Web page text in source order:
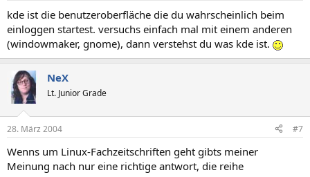
kde ist die benutzeroberfläche die du wahrscheinlich beim
einloggen startest. versuchs einfach mal mit einem anderen
(windowmaker, gnome), dann verstehst du was kde ist.
NeX
Lt. Junior Grade
28. März 2004 #7
Wenns um Linux-Fachzeitschriften geht gibts meiner
Meinung nach nur eine richtige antwort, die reihe